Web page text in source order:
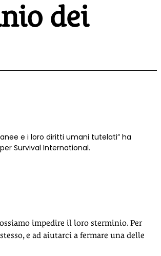
dei
e i loro diritti umani tutelati” ha
Survival International.
impedire il loro sterminio. Per
e ad aiutarci a fermare una delle